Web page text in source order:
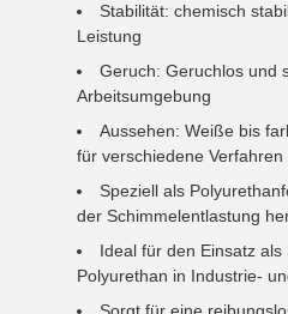
Stabilität: chemisch
Leistung
Geruch: Geruchlos und
Arbeitsumgebung
Aussehen: Weiße bis
für verschiedene
Speziell als
der Schimmelentlastung
Ideal für den Einsatz
Polyurethan in Industrie-